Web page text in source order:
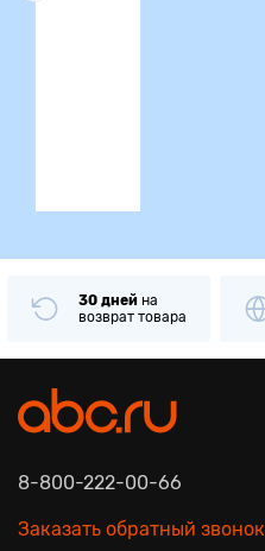
30 дней на
возврат товара
8-800-222-00-66
Заказать обратный звонок